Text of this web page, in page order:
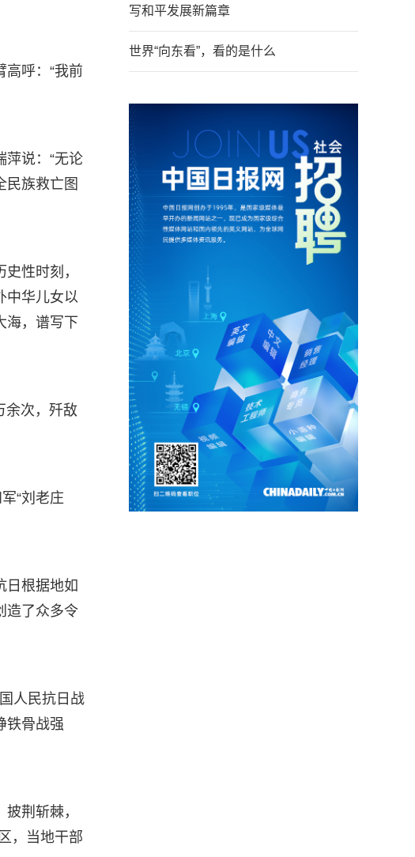
呼：“我前
说：“无论
民族救亡图
性时刻，
中华儿女以
海，谱写下
余次，歼敌
“刘老庄
日根据地如
造了众多令
人民抗日战
铁骨战强
荆斩棘，
，当地干部
写和平发展新篇章
世界“向东看”，看的是什么